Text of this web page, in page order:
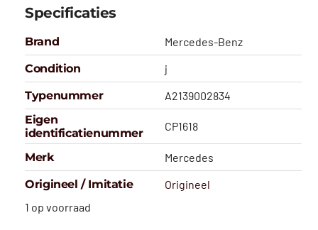
Specificaties
Brand
Mercedes-Benz
Condition
j
Typenummer
A2139002834
Eigen
identificatienummer
CP1618
Merk
Mercedes
Origineel / Imitatie
Origineel
1 op voorraad